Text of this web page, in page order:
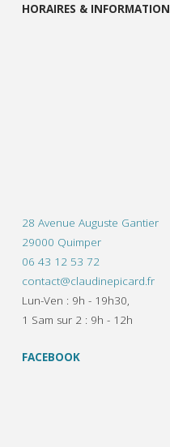
HORAIRES & INFORMATION
28 Avenue Auguste Gantier
29000 Quimper
06 43 12 53 72
contact@claudinepicard.fr
Lun-Ven : 9h - 19h30,
1 Sam sur 2 : 9h - 12h
FACEBOOK